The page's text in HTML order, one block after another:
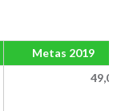
Metas 2019
49,04